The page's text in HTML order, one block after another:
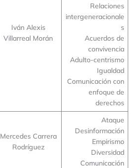
Iván Alexis
Villarreal Morán
Relaciones
intergeneracionale
s
Acuerdos de
convivencia
Adulto-centrismo
Igualdad
Comunicación con
enfoque de
derechos
Mercedes Carrera
Rodríguez
Ataque
Desinformación
Empirismo
Diversidad
Comunicación